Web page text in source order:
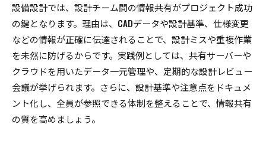
国土交通省の基準資料を設備設計で活用する方
法
建築設備設計基準の過去資料から学ぶ設計の工
夫
設備設計における基準資料の継続的な活用戦略
設備設計のCAD活用で設計力を高める
設備設計のCAD活用で効率化と品質向上を実現
設備設計では、設計チーム間の情報共有がプロジェクト成功
の鍵となります。理由は、CADデータや設計基準、仕様変更
などの情報が正確に伝達されることで、設計ミスや重複作業
を未然に防げるからです。実践例としては、共有サーバーや
クラウドを用いたデータ一元管理や、定期的な設計レビュー
会議が挙げられます。さらに、設計基準や注意点をドキュメ
ント化し、全員が参照できる体制を整えることで、情報共有
の質を高めましょう。